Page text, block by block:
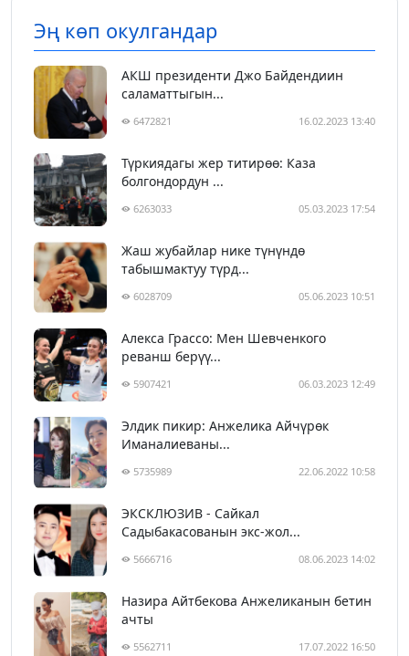
Эң көп окулгандар
АКШ президенти Джо Байдендиин
саламаттыгын...
6472821 16.02.2023 13:40
Түркиядагы жер титирөө: Каза
болгондордун ...
6263033 05.03.2023 17:54
Жаш жубайлар нике түнүндө
табышмактуу түрд...
6028709 05.06.2023 10:51
Алекса Грассо: Мен Шевченкого
реванш берүү...
5907421 06.03.2023 12:49
Элдик пикир: Анжелика Айчүрөк
Иманалиеваны...
5735989 22.06.2022 10:58
ЭКСКЛЮЗИВ - Сайкал
Садыбакасованын экс-жол...
5666716 08.06.2023 14:02
Назира Айтбекова Анжеликанын бетин
ачты
5562711 17.07.2022 16:50